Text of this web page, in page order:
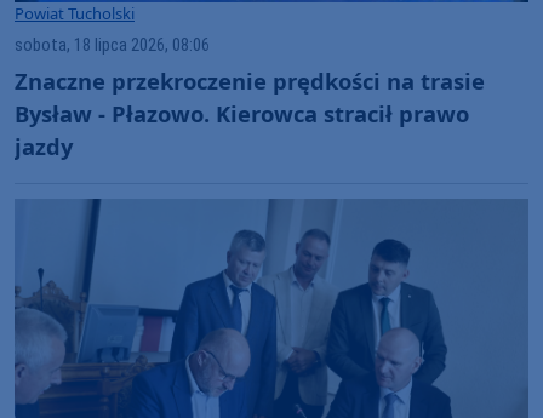
Powiat Tucholski
sobota, 18 lipca 2026, 08:06
Znaczne przekroczenie prędkości na trasie
Bysław - Płazowo. Kierowca stracił prawo
jazdy